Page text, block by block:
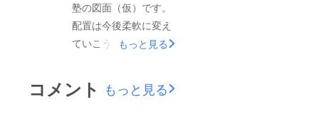
価格設定について。お
客様にも私にとっても
大事なことです。むや
招くと怖いです。しか
塾の図面（仮）です。
配置は今後柔軟に変え
ていこうかな？生徒を
し過ぎない。そういう
空間を設計中です。現
もっと見る
コメント もっと見る